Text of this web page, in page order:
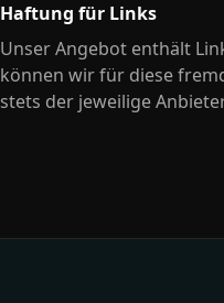
Haftung für Links
Unser Angebot enthält
können wir für diese
stets der jeweilige